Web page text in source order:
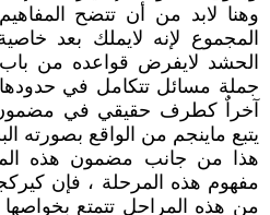
وهنا لابد من أن تتضح المفاهيم
المجموع لإنه لايملك بعد
الحشد لايفرض قواعده من
جملة مسائل تتكامل في حدودها
آخراٌ كطرف حقيقي في مضمون
يتبع ماينجم من الواقع بصورته
هذا من جانب مضمون هذه
مفهوم هذه المرحلة ، فإن
من هذه المراحل تتمتع